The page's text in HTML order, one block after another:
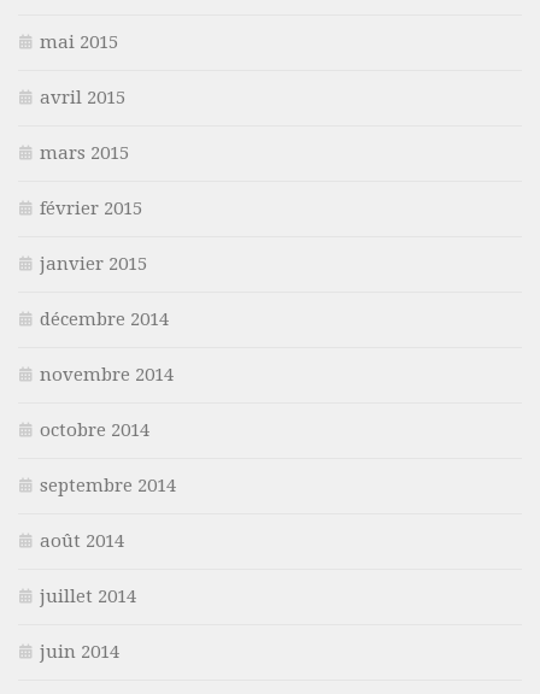
mai 2015
avril 2015
mars 2015
février 2015
janvier 2015
décembre 2014
novembre 2014
octobre 2014
septembre 2014
août 2014
juillet 2014
juin 2014